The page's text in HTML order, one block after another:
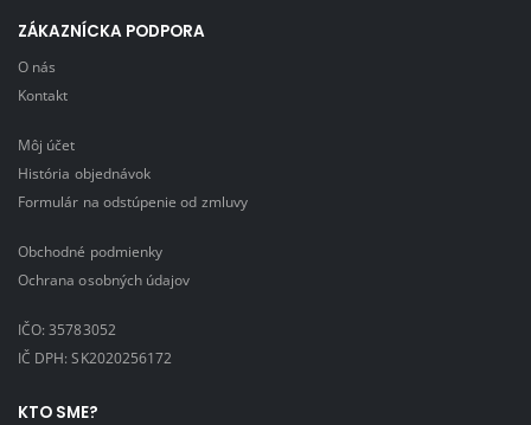
ZÁKAZNÍCKA PODPORA
O nás
Kontakt
Môj účet
História objednávok
Formulár na odstúpenie od zmluvy
Obchodné podmienky
Ochrana osobných údajov
IČO: 35783052
IČ DPH: SK2020256172
KTO SME?